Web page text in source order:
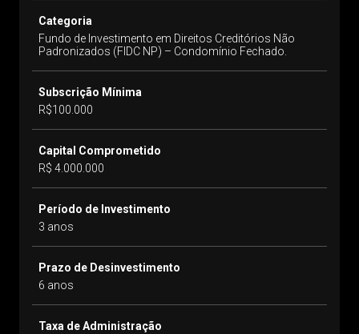
Categoria
Fundo de Investimento em Direitos Creditórios Não
Padronizados (FIDC NP) – Condomínio Fechado.
Subscrição Mínima
R$100.000
Capital Comprometido
R$ 4.000.000
Período de Investimento
3 anos
Prazo de Desinvestimento
6 anos
Taxa de Administração